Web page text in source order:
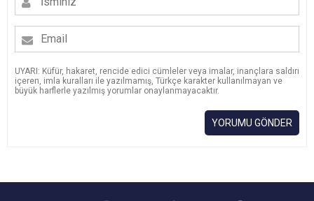
UYARI: Küfür, hakaret, rencide edici cümleler veya imalar, inançlara saldırı
içeren, imla kuralları ile yazılmamış, Türkçe karakter kullanılmayan ve
büyük harflerle yazılmış yorumlar onaylanmayacaktır.
YORUMU GÖNDER